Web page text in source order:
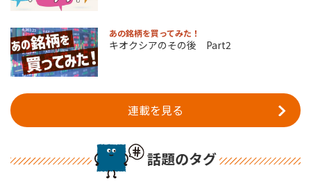
あの銘柄を買ってみた！
キオクシアのその後 Part2
連載を見る
話題のタグ